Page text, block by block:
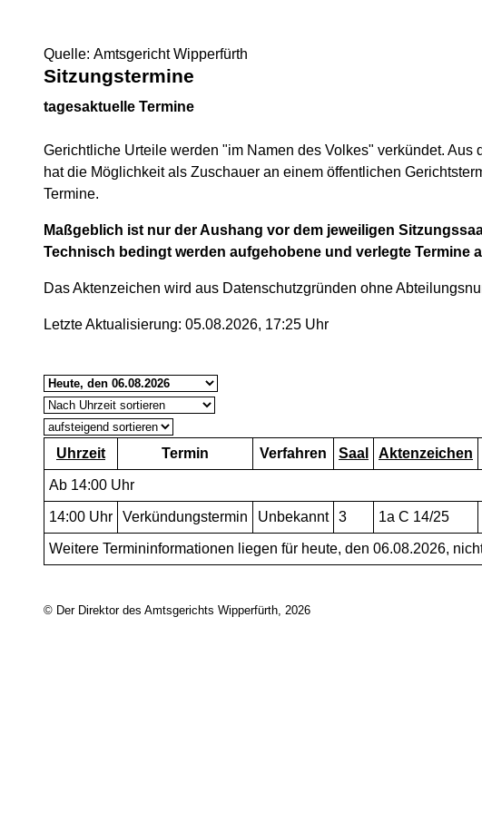
Quelle: Amtsgericht Wipperfürth
Sitzungstermine
tagesaktuelle Termine
Gerichtliche Urteile werden "im Namen des Volkes" verkündet.
hat die Möglichkeit als Zuschauer an einem öffentlichen
Termine.
Maßgeblich ist nur der Aushang vor dem jeweiligen
Technisch bedingt werden aufgehobene und verlegte Termine
Das Aktenzeichen wird aus Datenschutzgründen ohne
Letzte Aktualisierung: 05.08.2026, 17:25 Uhr
Uhrzeit Termin Verfahren Saal Aktenzeichen
Ab 14:00 Uhr
14:00 Uhr Verkündungstermin Unbekannt 3 1a C 14/25
Weitere Termininformationen liegen für heute, den 06.08.2026,
© Der Direktor des Amtsgerichts Wipperfürth, 2026